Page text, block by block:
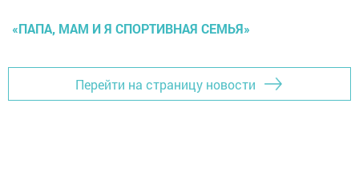
«ПАПА, МАМ И Я СПОРТИВНАЯ СЕМЬЯ»
Перейти на страницу новости